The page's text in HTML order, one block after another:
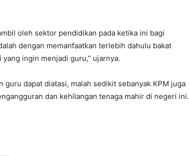
oleh sektor pendidikan pada ketika ini bagi
dengan memanfaatkan terlebih dahulu bakat
ingin menjadi guru,” ujarnya.
guru dapat diatasi, malah sedikit sebanyak KPM juga
dan kehilangan tenaga mahir di negeri ini.